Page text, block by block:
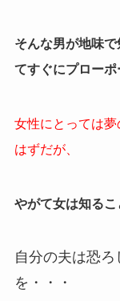
そんな男が地味
てすぐにプローポ
女性にとっては
はずだが、
やがて女は知るこ
自分の夫は恐ろ
を・・・